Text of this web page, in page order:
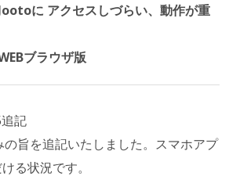
に アクセスしづらい、動作が重
ブラウザ版
記
旨を追記いたしました。スマホアプ
る状況です。